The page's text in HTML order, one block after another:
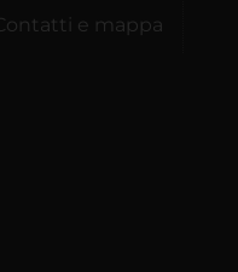
e mappa